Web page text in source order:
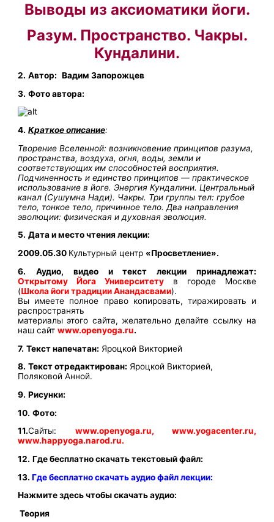
Выводы из аксиоматики йоги.
Разум. Пространство. Чакры.
Кундалини.
2. Автор: Вадим Запорожцев
3. Фото автора:
4. Краткое описание:
Творение Вселенной: возникновение принципов разума,
пространства, воздуха, огня, воды, земли и
соответствующих им способностей восприятия.
Подчиненность и единство принципов — практическое
использование в йоге. Энергия Кундалини. Центральный
канал (Сушумна Нади). Чакры. Три группы тел: грубое
тело, тонкое тело, причинное тело. Два направления
эволюции: физическая и духовная эволюция.
5. Дата и место чтения лекции:
2009.05.30 Культурный центр «Просветление».
6.
Аудио, видео и текст лекции принадлежат:
Открытому Йога Университету в городе Москве
(Школа йоги традиции Анандасвами).
Вы имеете полное право копировать, тиражировать и
распространять
материалы этого сайта, желательно делайте ссылку на
наш сайтwww.openyoga.ru.
7. Текст напечатан: Яроцкой Викторией
8. Текст отредактирован: Яроцкой Викторией,
Поляковой Анной.
9. Рисунки:
10. Фото:
11.Сайты: www.openyoga.ru, www.yogacenter.ru,
www.happyoga.narod.ru.
12. Где бесплатно скачать текстовый файл:
13.Где бесплатно скачать аудио файл лекции:
Нажмите здесь чтобы скачать аудио:
Теория